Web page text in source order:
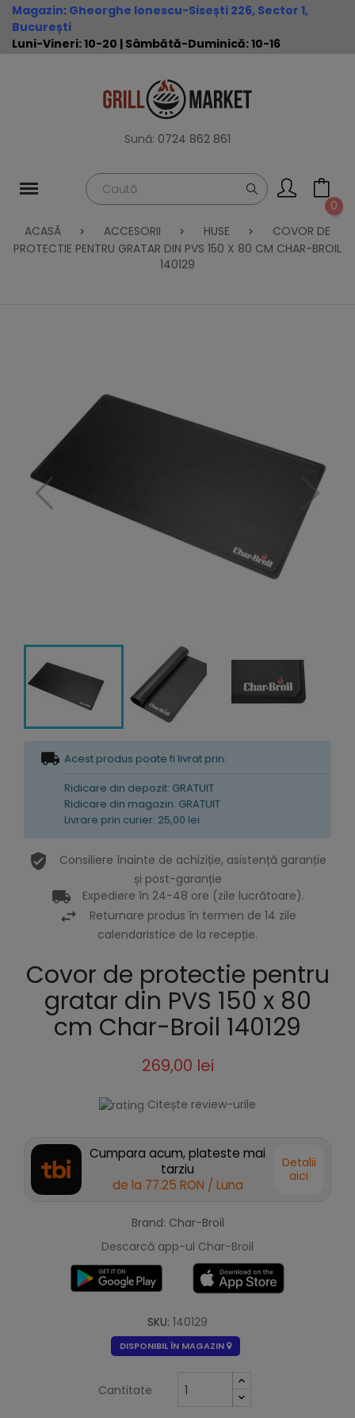
Magazin: Gheorghe Ionescu-Sisești 226, Sector 1,
București
Luni-Vineri: 10-20 | Sâmbătă-Duminică: 10-16
Sună: 0724 862 861
0
ACASĂ
ACCESORII HUSE
COVOR DE
PROTECTIE PENTRU GRATAR DIN PVS 150 X 80 CM CHAR-BROIL
140129
Acest produs poate fi livrat prin:
Ridicare din depozit: GRATUIT
Ridicare din magazin: GRATUIT
Livrare prin curier: 25,00 lei
Consiliere înainte de achiziție, asistență garanție
și post-garanție
Expediere în 24-48 ore (zile lucrătoare).
Returnare produs în termen de 14 zile
calendaristice de la recepție.
Covor de protectie pentru
gratar din PVS 150 x 80
cm Char-Broil 140129
269,00 lei
Citește review-urile
Cumpara acum, plateste mai
tarziu
de la 77.25 RON / Luna
Detalii
aici
Brand: Char-Broil
Descarcă app-ul Char-Broil
SKU: 140129
DISPONIBIL ÎN MAGAZIN
Cantitate